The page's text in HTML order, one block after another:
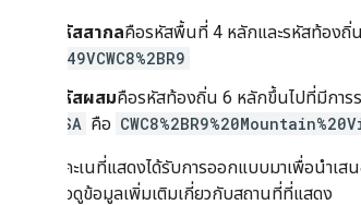
รหัสสากลคือรหัสพื้นที่ 4 หลักและรหัสท้องถิ่
849VCWC8%2BR9
รหัสผสมคือรหัสท้องถิ่น 6 หลักขึ้นไปที่มีการ
USA คือ
การคาดคะเนที่แสดงได้รับการออกแบบมาเพื่อนำ
เพื่อดูข้อมูลเพิ่มเติมเกี่ยวกับสถานที่ที่แสดง